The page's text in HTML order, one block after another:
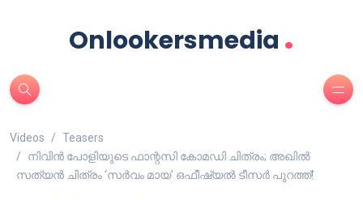
Onlookersmedia .
Videos
Teasers
നിവിൻ പോളിയുടെ ഫാന്റസി കോമഡി ചിത്രം; അഖിൽ
സത്യൻ ചിത്രം ‘സർവം മായ’ ഒഫീഷ്യൽ ടീസർ പുറത്ത്!